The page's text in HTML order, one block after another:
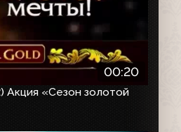
00:20
«Сезон золотой